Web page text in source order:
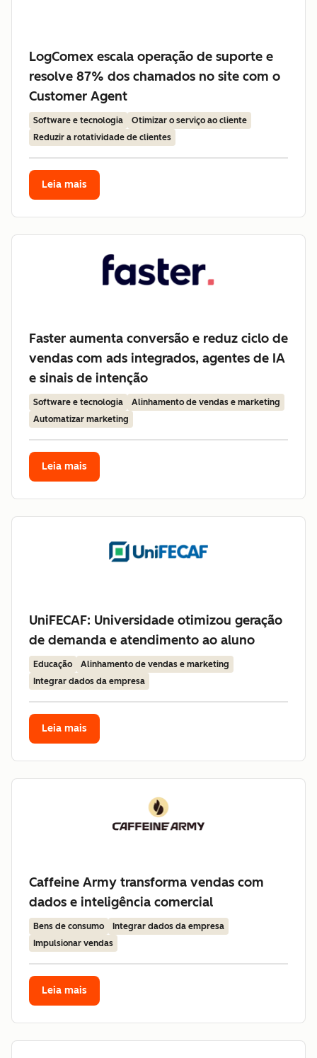
LogComex escala operação de suporte e
resolve 87% dos chamados no site com o
Customer Agent
Software e tecnologia
Otimizar o serviço ao cliente
Reduzir a rotatividade de clientes
Leia mais
Faster aumenta conversão e reduz ciclo de
vendas com ads integrados, agentes de IA
e sinais de intenção
Software e tecnologia
Alinhamento de vendas e marketing
Automatizar marketing
Leia mais
UniFECAF: Universidade otimizou geração
de demanda e atendimento ao aluno
Educação
Alinhamento de vendas e marketing
Integrar dados da empresa
Leia mais
Caffeine Army transforma vendas com
dados e inteligência comercial
Bens de consumo
Integrar dados da empresa
Impulsionar vendas
Leia mais